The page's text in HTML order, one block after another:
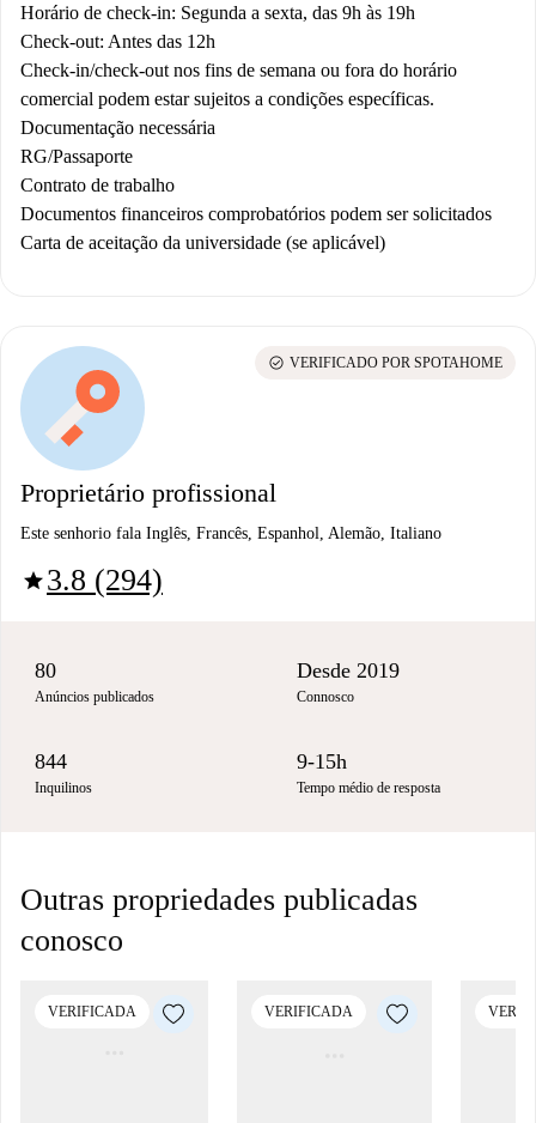
Horário de check-in: Segunda a sexta, das 9h às 19h
Check-out: Antes das 12h
Check-in/check-out nos fins de semana ou fora do horário
comercial podem estar sujeitos a condições específicas.
Documentação necessária
RG/Passaporte
Contrato de trabalho
Documentos financeiros comprobatórios podem ser solicitados
Carta de aceitação da universidade (se aplicável)
Proprietário profissional
Este senhorio fala Inglês, Francês, Espanhol, Alemão, Italiano
star3.8 (294)
check_circle VERIFICADO POR SPOTAHOME
80
Anúncios publicados
Desde 2019
Connosco
844
Inquilinos
9-15h
Tempo médio de resposta
Outras propriedades publicadas
conosco
VERIFICADA VERIFICADA